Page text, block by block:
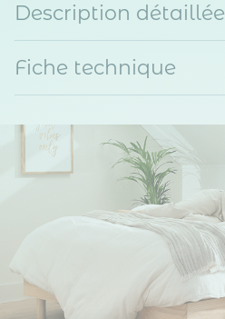
Description détaillée
Fiche technique